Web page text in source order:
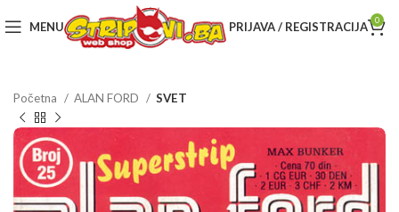
MENU PRIJAVA / REGISTRACIJA 0
Početna ALAN FORD SVET